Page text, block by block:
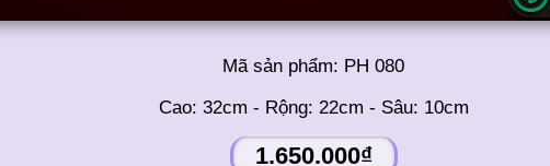
Mã sản phẩm: PH 080
Cao: 32cm - Rộng: 22cm - Sâu: 10cm
1.650.000₫